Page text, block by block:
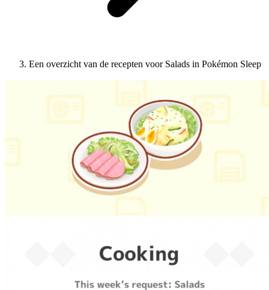
Een overzicht van de recepten voor Salads in Pokémon Sleep